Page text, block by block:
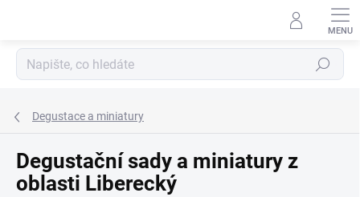
Hledat
Degustace a miniatury
Degustační sady a miniatury z
oblasti Liberecký